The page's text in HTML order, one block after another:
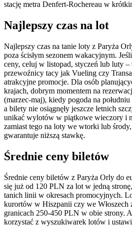
stację metra Denfert-Rochereau w
Najlepszy czas na lot
Najlepszy czas na tanie loty z Paryża
poza ścisłym sezonem wakacyjnym.
ceny, celuj w listopad, styczeń lub luty –
przewoźnicy tacy jak Vueling czy
atrakcyjne promocje. Dla osób
krajach, dobrym momentem na
(marzec-maj), kiedy pogoda na
a bilety nie osiągnęły jeszcze letnich
unikać wylotów w piątkowe wieczory i
zamiast tego na loty we wtorki lub
gwarantuje niższą stawkę.
Średnie ceny biletów
Średnie ceny biletów z Paryża Orly do
się już od 120 PLN za lot w jedną
tanich linii w okresach promocyjnych.
kurortów w Hiszpanii czy we Włoszech
granicach 250-450 PLN w obie strony.
korzystać z wyszukiwarek lotów i